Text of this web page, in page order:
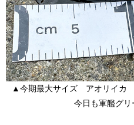
▲今期最大サイズ アオリイカ
今日も軍艦グ